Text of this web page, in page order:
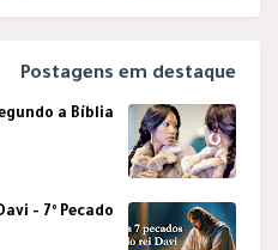
Postagens em destaque
a Bíblia?
- 7º Pecado